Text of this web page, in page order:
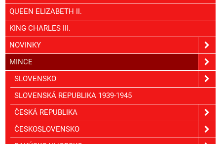
QUEEN ELIZABETH II.
KING CHARLES III.
NOVINKY
MINCE
SLOVENSKO
SLOVENSKÁ REPUBLIKA 1939-1945
ČESKÁ REPUBLIKA
ČESKOSLOVENSKO